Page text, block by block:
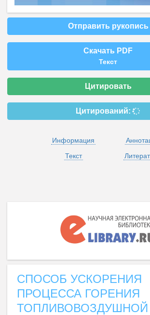
Отправить рукопись
Скачать PDF
Текст
Цитировать
Цитирований:
Информация
Текст
СПОСОБ УСКОРЕНИЯ
ПРОЦЕССА ГОРЕНИЯ